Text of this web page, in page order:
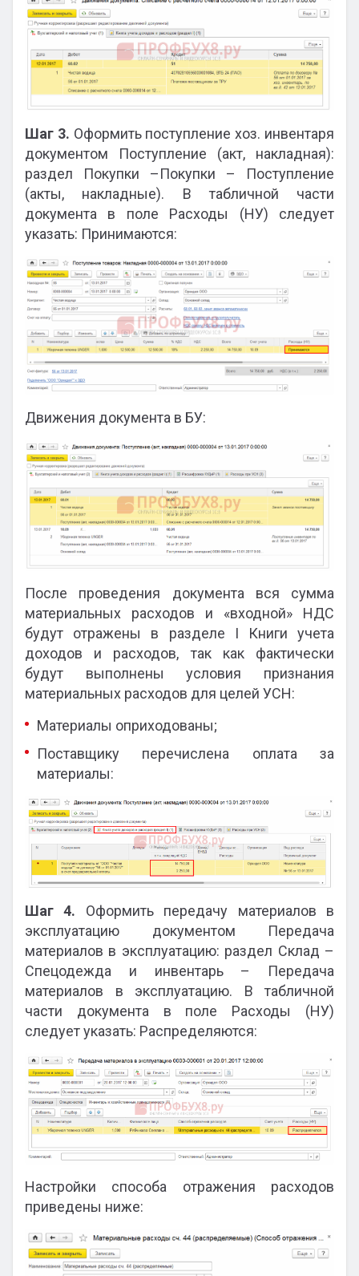
Шаг 3. Оформить поступление хоз. инвентаря
документом Поступление (акт, накладная):
раздел Покупки –Покупки – Поступление
(акты, накладные). В табличной части
документа в поле Расходы (НУ) следует
указать: Принимаются:
Движения документа в БУ:
После проведения документа вся сумма
материальных расходов и «входной» НДС
будут отражены в разделе I Книги учета
доходов и расходов, так как фактически
будут выполнены условия признания
материальных расходов для целей УСН:
Материалы оприходованы;
Поставщику перечислена оплата за
материалы:
Шаг 4. Оформить передачу материалов в
эксплуатацию документом Передача
материалов в эксплуатацию: раздел Склад –
Спецодежда и инвентарь – Передача
материалов в эксплуатацию. В табличной
части документа в поле Расходы (НУ)
следует указать: Распределяются:
Настройки способа отражения расходов
приведены ниже: